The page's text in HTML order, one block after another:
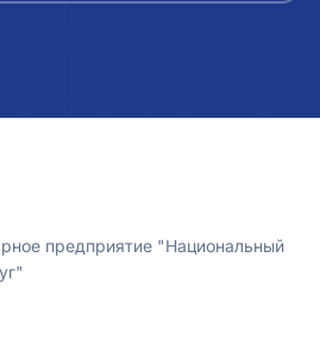
предприятие "Национальный